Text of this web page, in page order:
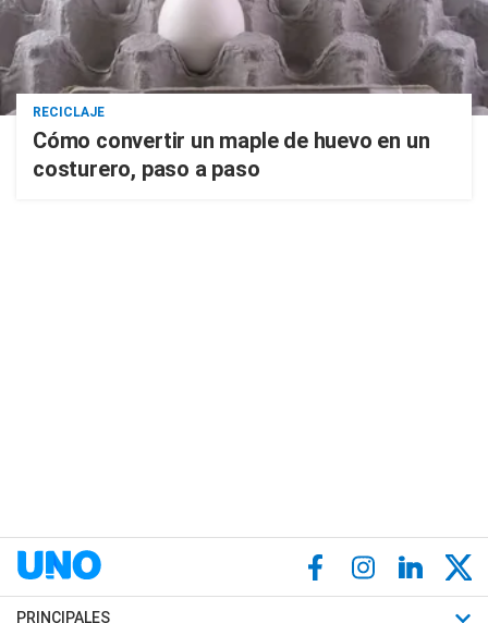
RECICLAJE
Cómo convertir un maple de huevo en un
costurero, paso a paso
PRINCIPALES